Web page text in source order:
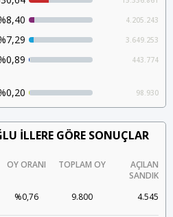
4.205.243
3.649.253
443.774
98.930
İLLERE GÖRE SONUÇLAR
OY ORANI TOPLAM OY
AÇILAN
SANDIK
%0,76 9.800 4.545